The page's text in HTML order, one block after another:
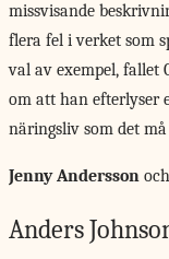
missvisande
flera fel i verket som
val av exempel, fallet
om att han efterlyser
näringsliv som det
Jenny Andersson och
Anders